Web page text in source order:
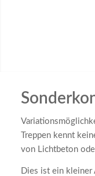
Treppen kennt
von Lichtbeton
Dies ist ein kleiner